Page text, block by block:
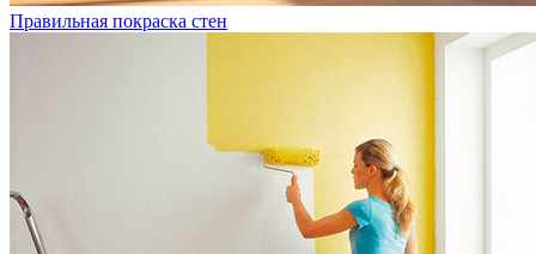
Правильная покраска стен